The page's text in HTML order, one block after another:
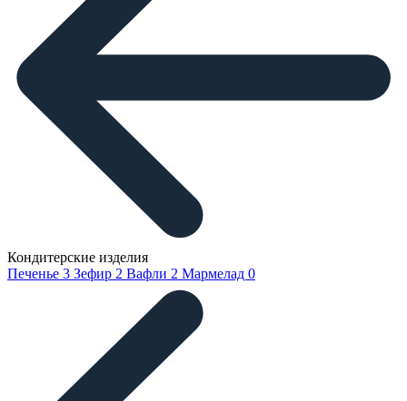
Кондитерские изделия
Печенье 3 Зефир 2 Вафли 2 Мармелад 0